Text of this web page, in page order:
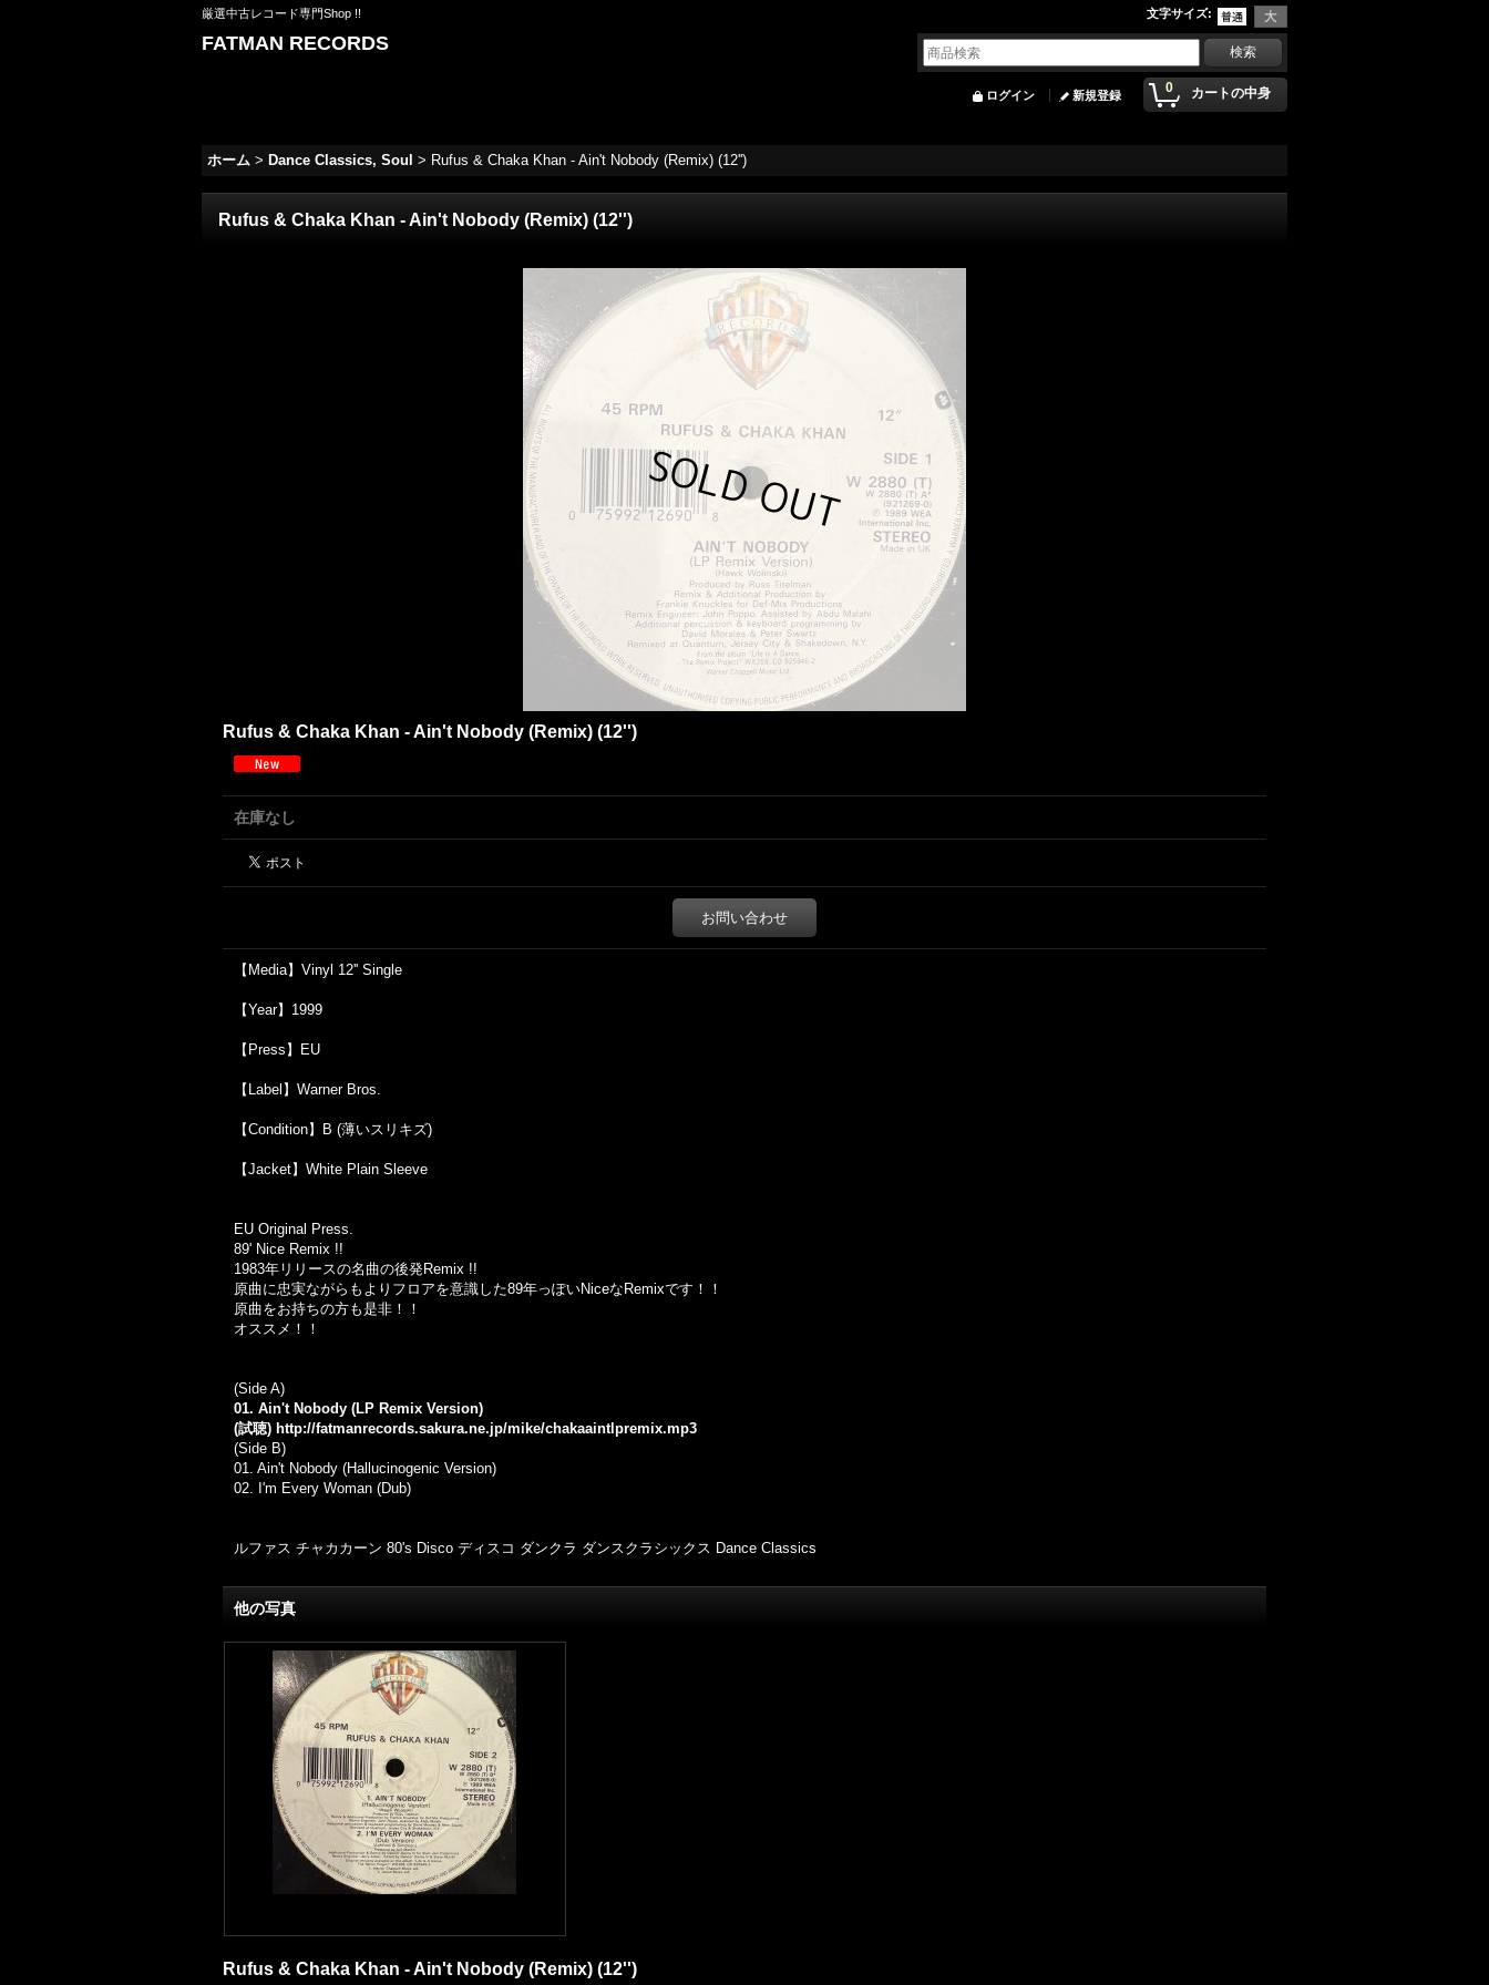
厳選中古レコード専門Shop !! 文字サイズ:
FATMAN RECORDS
0 カートの中身
ログイン 新規登録
ホーム > Dance Classics, Soul > Rufus & Chaka Khan - Ain't Nobody (Remix) (12'')
Rufus & Chaka Khan - Ain't Nobody (Remix) (12'')
Rufus & Chaka Khan - Ain't Nobody (Remix) (12'')
在庫なし
お問い合わせ
【Media】Vinyl 12'' Single
【Year】1999
【Press】EU
【Label】Warner Bros.
【Condition】B (薄いスリキズ)
【Jacket】White Plain Sleeve
EU Original Press.
89' Nice Remix !!
1983年リリースの名曲の後発Remix !!
原曲に忠実ながらもよりフロアを意識した89年っぽいNiceな Remixです！！
原曲をお持ちの方も是非！！
オススメ！！
(Side A)
01. Ain't Nobody (LP Remix Version)
(試聴) http://fatmanrecords.sakura.ne.jp/mike/chakaaintlpremix.mp3
(Side B)
01. Ain't Nobody (Hallucinogenic Version)
02. I'm Every Woman (Dub)
ルファス チャカカーン 80's Disco ディスコ ダンクラ ダンスクラシックス Dance Classics
他の写真
Rufus & Chaka Khan - Ain't Nobody (Remix) (12'')